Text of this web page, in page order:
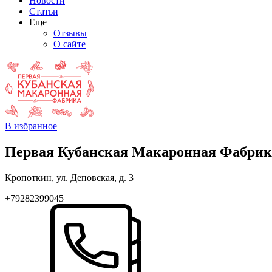
Статьи
Еще
Отзывы
О сайте
В избранное
Первая Кубанская Макаронная
Кропоткин, ул. Деповская, д. 3
+79282399045